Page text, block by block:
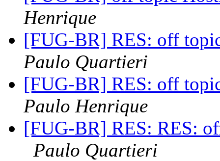
Henrique
[FUG-BR] RES: off
Paulo Quartieri
[FUG-BR] RES: off
Paulo Henrique
[FUG-BR] RES: RES:
Paulo Quartieri